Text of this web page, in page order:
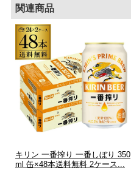
関連商品
キリン 一番搾り 一番しぼり 350
ml 缶×48本送料無料 2ケース...